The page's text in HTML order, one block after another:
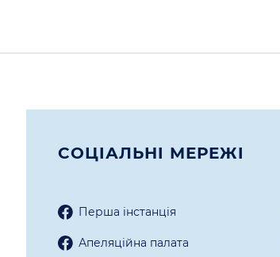
СОЦIАЛЬНI МЕРЕЖI
Перша iнстанцiя
Апеляцiйна палата